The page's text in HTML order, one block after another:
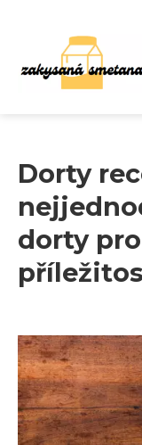
Dorty
dorty